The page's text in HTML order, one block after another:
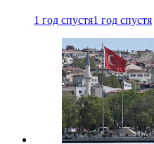
1 год спустя1 год спустя